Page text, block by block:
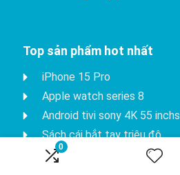
0
Top sản phẩm hot nhất
iPhone 15 Pro
Apple watch series 8
Android tivi sony 4K 55 inchs
Sách cái bắt tay triệu đô
Fujifilm instax mini 90